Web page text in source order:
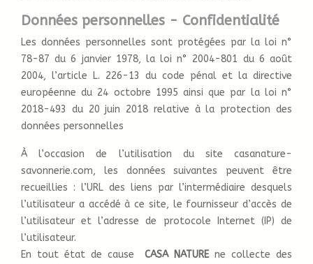
Données personnelles - Confidentialité
Les données personnelles sont protégées par la loi n°
78-87 du 6 janvier 1978, la loi n° 2004-801 du 6 août
2004, l’article L. 226-13 du code pénal et la directive
européenne du 24 octobre 1995 ainsi que par la loi n°
2018-493 du 20 juin 2018 relative à la protection des
données personnelles
À l’occasion de l’utilisation du site casanature-
savonnerie.com, les données suivantes peuvent être
recueillies : l’URL des liens par l’intermédiaire desquels
l’utilisateur a accédé à ce site, le fournisseur d’accès de
l’utilisateur et l’adresse de protocole Internet (IP) de
l’utilisateur.
En tout état de causeCASA NATUREne collecte des